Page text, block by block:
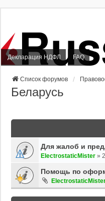
Декларация НДФЛ FAQ
Список форумов
Беларусь
Для жалоб и
ElectrostaticMister »
Помощь по